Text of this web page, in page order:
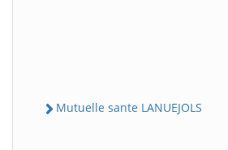
Mutuelle sante LANUEJOLS